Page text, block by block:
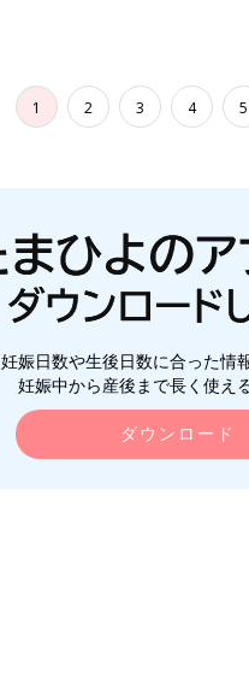
1 2 3 4 5
妊娠日数や生後日数に合った情
妊娠中から産後まで長く使え
ダウンロード